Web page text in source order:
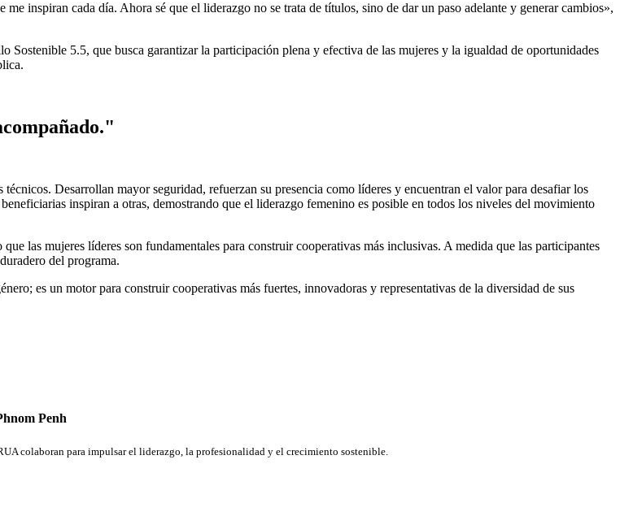
inspiran cada día. Ahora sé que el liderazgo no se trata de títulos, sino de dar un paso adelante y generar cambios»,
5.5, que busca garantizar la participación plena y efectiva de las mujeres y la igualdad de oportunidades
Desarrollan mayor seguridad, refuerzan su presencia como líderes y encuentran el valor para desafiar los
beneficiarias inspiran a otras, demostrando que el liderazgo femenino es posible en todos los niveles del movimiento
las mujeres líderes son fundamentales para construir cooperativas más inclusivas. A medida que las participantes
del programa.
es un motor para construir cooperativas más fuertes, innovadoras y representativas de la diversidad de sus
Penh
colaboran para impulsar el liderazgo, la profesionalidad y el crecimiento sostenible.